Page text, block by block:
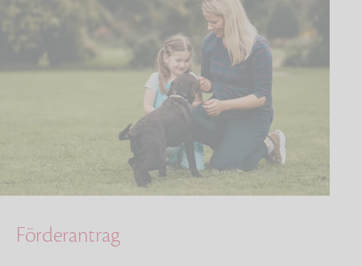
Förderantrag